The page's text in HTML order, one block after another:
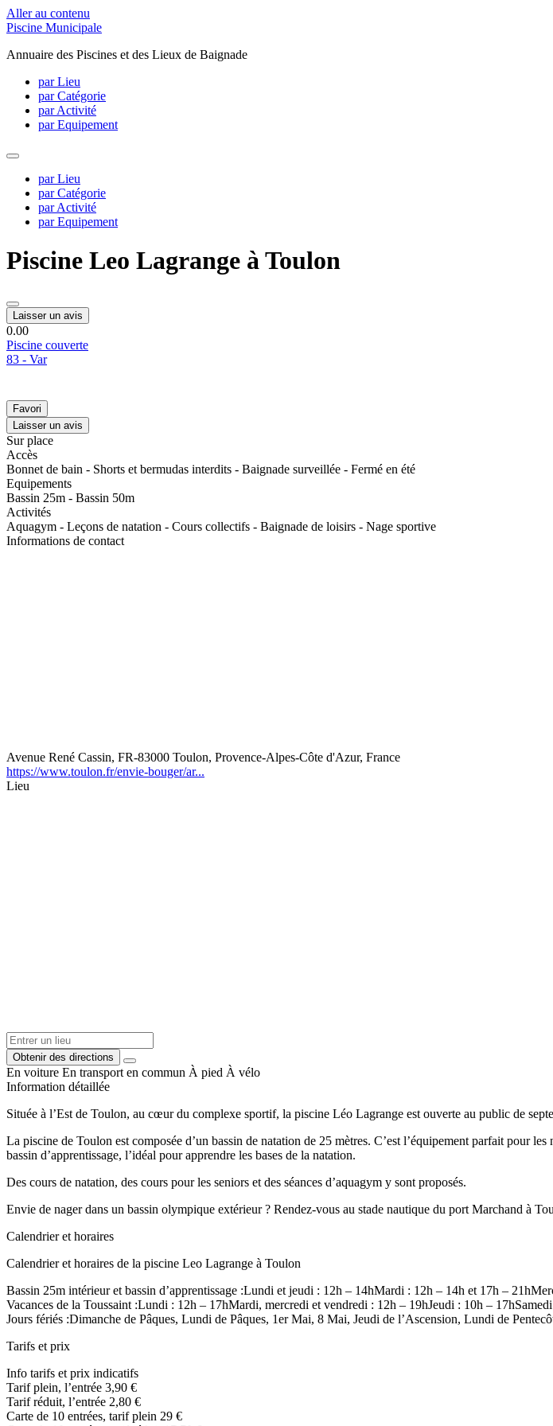
Aller au contenu
Piscine Municipale
Annuaire des Piscines et des Lieux de Baignade
par Lieu
par Catégorie
par Activité
par Equipement
par Lieu
par Catégorie
par Activité
par Equipement
Piscine Leo Lagrange à Toulon
Laisser un avis
0.00
Piscine couverte
83 - Var
Favori
Laisser un avis
Sur place
Accès
Bonnet de bain - Shorts et bermudas interdits - Baignade surveillée - Fermé en été
Equipements
Bassin 25m - Bassin 50m
Activités
Aquagym - Leçons de natation - Cours collectifs - Baignade de loisirs - Nage sportive
Informations de contact
Avenue René Cassin, FR-83000 Toulon, Provence-Alpes-Côte d'Azur, France
https://www.toulon.fr/envie-bouger/ar...
Lieu
Obtenir des directions
En voiture En transport en commun À pied À vélo
Information détaillée
Située à l’Est de Toulon, au cœur du complexe sportif, la piscine Léo Lagrange est ouverte au public de
La piscine de Toulon est composée d’un bassin de natation de 25 mètres. C’est l’équipement parfait pour
bassin d’apprentissage, l’idéal pour apprendre les bases de la natation.
Des cours de natation, des cours pour les seniors et des séances d’aquagym y sont proposés.
Envie de nager dans un bassin olympique extérieur ? Rendez-vous au stade nautique du port Marchand à
Calendrier et horaires
Calendrier et horaires de la piscine Leo Lagrange à Toulon
Bassin 25m intérieur et bassin d’apprentissage :Lundi et jeudi : 12h – 14hMardi : 12h – 14h et 17h –
Vacances de la Toussaint :Lundi : 12h – 17hMardi, mercredi et vendredi : 12h – 19hJeudi : 10h –
Jours fériés :Dimanche de Pâques, Lundi de Pâques, 1er Mai, 8 Mai, Jeudi de l’Ascension, Lundi de
Tarifs et prix
Info tarifs et prix indicatifs
Tarif plein, l’entrée 3,90 €
Tarif réduit, l’entrée 2,80 €
Carte de 10 entrées, tarif plein 29 €